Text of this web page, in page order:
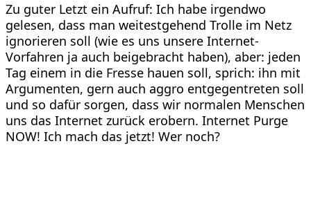
Zu guter Letzt ein Aufruf: Ich habe irgendwo
gelesen, dass man weitestgehend Trolle im Netz
ignorieren soll (wie es uns unsere Internet-
Vorfahren ja auch beigebracht haben), aber: jeden
Tag einem in die Fresse hauen soll, sprich: ihn mit
Argumenten, gern auch aggro entgegentreten soll
und so dafür sorgen, dass wir normalen Menschen
uns das Internet zurück erobern. Internet Purge
NOW! Ich mach das jetzt! Wer noch?